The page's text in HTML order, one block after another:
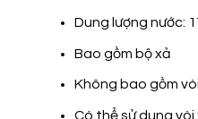
Dung lượng nước:
Bao gồm bộ xả
Không bao gồm
Có thể sử dụng